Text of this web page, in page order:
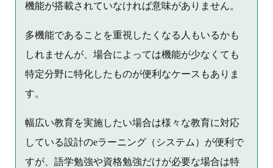
機能が搭載されていなければ意味がありません。
多機能であることを重視したくなる人もいるかも
しれませんが、場合によっては機能が少なくても
特定分野に特化したものが便利なケースもありま
す。
幅広い教育を実施したい場合は様々な教育に対応
している設計のeラーニング（システム）が便利で
すが、語学勉強や資格勉強だけが必要な場合は特